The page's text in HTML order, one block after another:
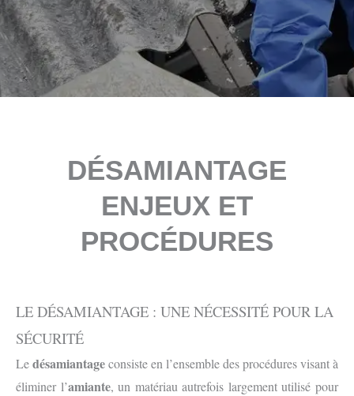
DÉSAMIANTAGE
ENJEUX ET
PROCÉDURES
LE DÉSAMIANTAGE : UNE NÉCESSITÉ POUR LA
SÉCURITÉ
Ledésamiantageconsiste en l’ensemble des procédures visant à
éliminer l’amiante, un matériau autrefois largement utilisé pour